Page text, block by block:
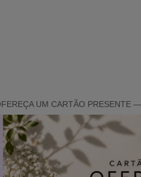
UM CARTÃO PRESENTE